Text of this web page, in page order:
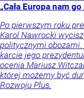
„Cała Europa nam
Po pierwszym roku
Karol Nawrocki
politycznymi
karcie jego
ocenia Mariusz
której możemy być
Rozwoju Plus.